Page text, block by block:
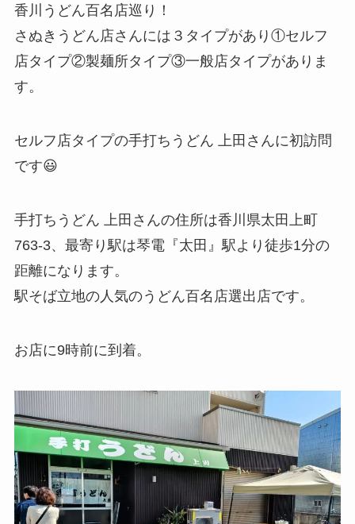
香川うどん百名店巡り！
さぬきうどん店さんには３タイプがあり①セルフ
店タイプ②製麺所タイプ③一般店タイプがありま
す。
セルフ店タイプの手打ちうどん 上田さんに初訪問
です😃
手打ちうどん 上田さんの住所は香川県太田上町
763-3、最寄り駅は琴電『太田』駅より徒歩1分の
距離になります。
駅そば立地の人気のうどん百名店選出店です。
お店に9時前に到着。